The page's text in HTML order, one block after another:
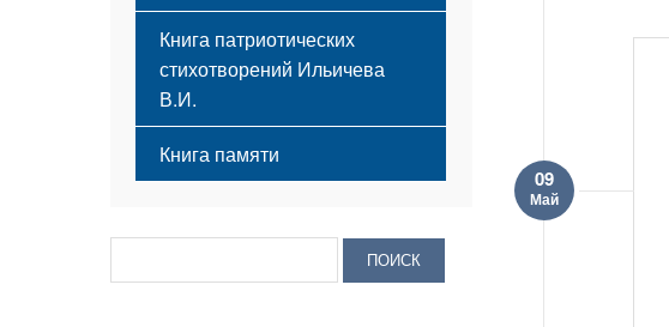
09
Май
Книга патриотических
стихотворений Ильичева
В.И.
Книга памяти